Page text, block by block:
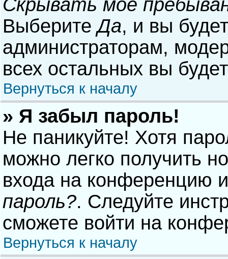
Скрывать моё
ВыберитеДа, и вы
администраторам,
всех остальных вы
Вернуться к началу
» Я забыл пароль!
Не паникуйте! Хотя
можно легко получить
входа на конференцию
пароль?. Следуйте
сможете войти на
Вернуться к началу